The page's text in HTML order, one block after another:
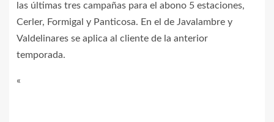
las últimas tres campañas para el abono 5 estaciones,
Cerler, Formigal y Panticosa. En el de Javalambre y
Valdelinares se aplica al cliente de la anterior
temporada.
«